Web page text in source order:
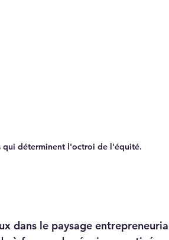
qui déterminent l'octroi de l'équité.
dans le paysage